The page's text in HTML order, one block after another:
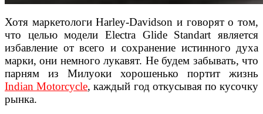
Хотя маркетологи Harley-Davidson и говорят о том,
что целью модели Electra Glide Standart является
избавление от всего и сохранение истинного духа
марки, они немного лукавят. Не будем забывать, что
парням из Милуоки хорошенько портит жизнь
Indian Motorcycle, каждый год откусывая по кусочку
рынка.